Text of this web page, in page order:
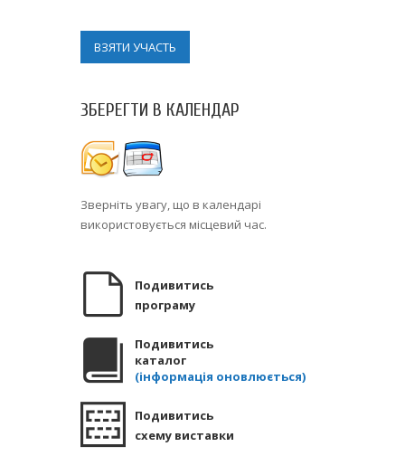
ВЗЯТИ УЧАСТЬ
ЗБЕРЕГТИ В КАЛЕНДАР
Зверніть увагу, що в календарі
використовується місцевий час.
Подивитись
програму
Подивитись
каталог
(інформація оновлюється)
Подивитись
схему виставки